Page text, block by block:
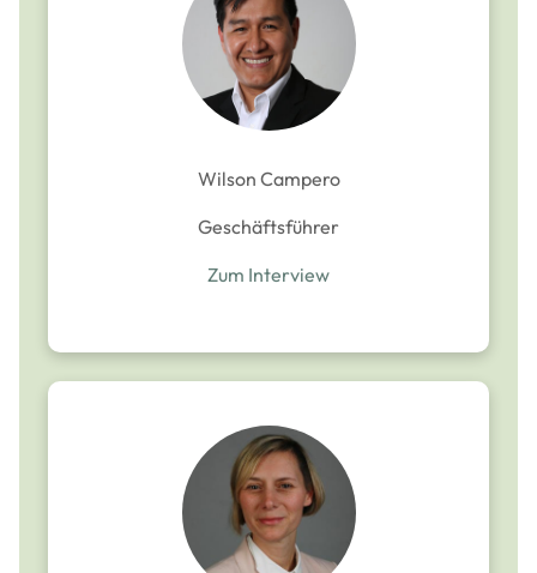
Wilson Campero
Geschäftsführer
Zum Interview